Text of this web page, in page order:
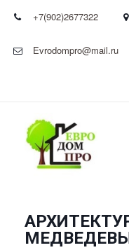
+7(902)2677322
Evrodompro@mail.ru